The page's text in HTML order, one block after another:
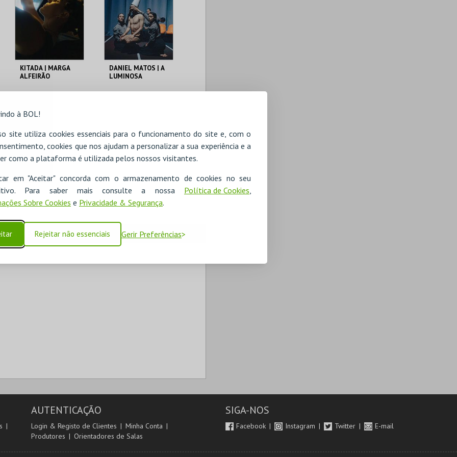
à BOL!
site utiliza cookies essenciais para o funcionamento do site e, com o
cookies que nos ajudam a personalizar a sua experiência e a
como a plataforma é utilizada pelos nossos visitantes.
em "Aceitar" concorda com o armazenamento de cookies no seu
Para saber mais consulte a nossa Política de Cookies
Sobre Cookies e Privacidade & Segurança.
Rejeitar não essenciais Gerir Preferências
KITADA | MARGA
ALFEIRÃO
FLOR
MAIS INFO
COMPRAR
DANIEL MATOS | A
LUMINOSA
PERFEIÇÃO
MAIS INFO
COMPRAR
SUA PESQUISA
AUTENTICAÇÃO
Login & Registo de Clientes
Minha Conta
Produtores
Orientadores de Salas
SIGA-NOS
Facebook Instagram Twitter E-mail